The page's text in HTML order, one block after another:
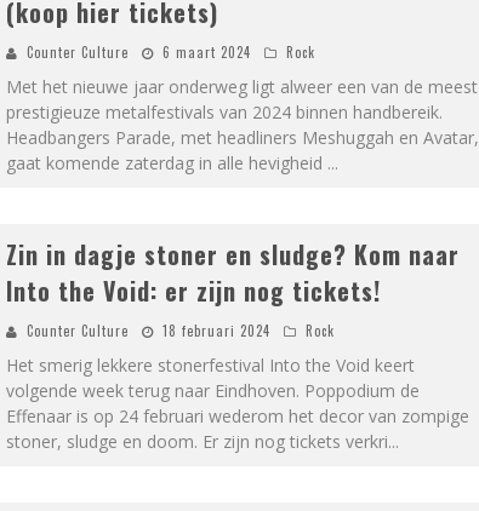
(koop hier tickets)
Counter Culture 6 maart 2024 Rock
Met het nieuwe jaar onderweg ligt alweer een van de meest
prestigieuze metalfestivals van 2024 binnen handbereik.
Headbangers Parade, met headliners Meshuggah en Avatar,
gaat komende zaterdag in alle hevigheid ...
Zin in dagje stoner en sludge? Kom naar
Into the Void: er zijn nog tickets!
Counter Culture 18 februari 2024 Rock
Het smerig lekkere stonerfestival Into the Void keert
volgende week terug naar Eindhoven. Poppodium de
Effenaar is op 24 februari wederom het decor van zompige
stoner, sludge en doom. Er zijn nog tickets verkri...